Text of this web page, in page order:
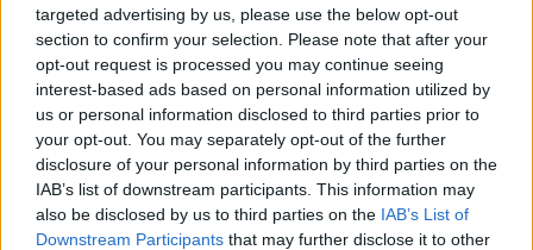
targeted advertising by us, please use the below opt-out
section to confirm your selection. Please note that after your
opt-out request is processed you may continue seeing
interest-based ads based on personal information utilized by
us or personal information disclosed to third parties prior to
your opt-out. You may separately opt-out of the further
disclosure of your personal information by third parties on the
IAB’s list of downstream participants. This information may
also be disclosed by us to third parties on the IAB’s List of
Downstream Participants that may further disclose it to other
Προκλητικότατος ήταν ένας νεαρός άντρας,
ο οποίος έφαγε μπροστά σεvegan
ακτιβιστές που διαμαρτύρονταν εκείνη την
ώρα στηΝέα Υόρκη,κεμπάπ, δείχνοντας
μάλιστα να μην πτοείται από τις σφοδρές
αντιδράσεις τους, αλλά αντίθετα να το
απολαμβάνει.